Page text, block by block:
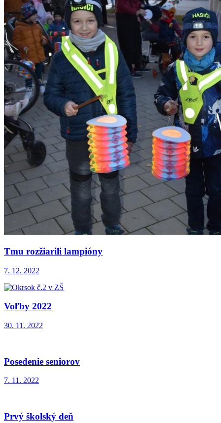
Tmu rozžiarili lampióny
7. 12. 2022
Voľby 2022
30. 11. 2022
Posedenie seniorov
7. 11. 2022
Prvý školský deň